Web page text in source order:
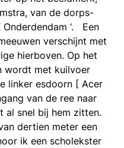
van de dorps-
Onderdendam ‘. Een
verschijnt met
hierboven. Op het
wordt met kuilvoer
linker esdoorn [ Acer
van de ree naar
al snel bij hem zitten.
dertien meter een
ik een scholekster